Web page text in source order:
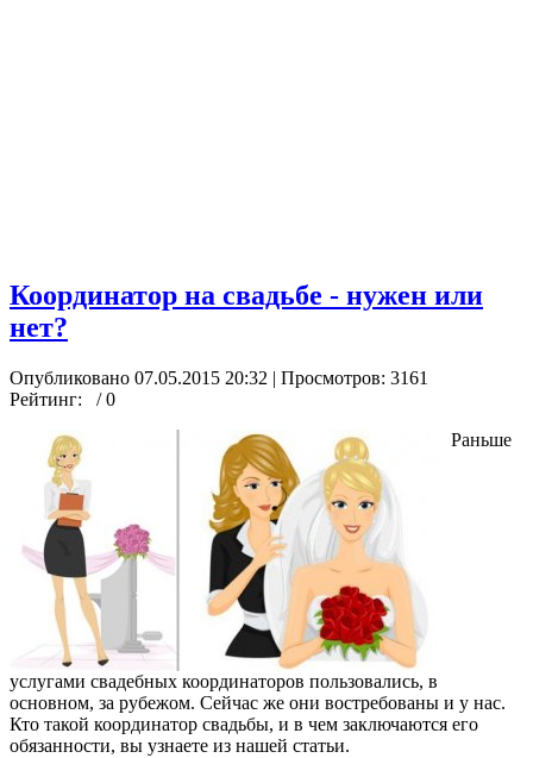
Координатор на свадьбе - нужен или
нет?
Опубликовано 07.05.2015 20:32 | Просмотров: 3161
Рейтинг:
/ 0
Раньше
услугами свадебных координаторов пользовались, в
основном, за рубежом. Сейчас же они востребованы и у нас.
Кто такой координатор свадьбы, и в чем заключаются его
обязанности, вы узнаете из нашей статьи.